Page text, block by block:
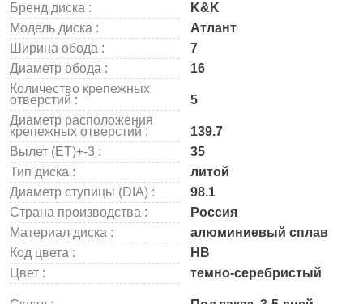
Бренд диска :
K&K
Модель диска :
Атлант
Ширина обода :
7
Диаметр обода :
16
Количество крепежных
отверстий :
5
Диаметр расположения
крепежных отверстий :
139.7
Вылет (ET)+-3 :
35
Тип диска :
литой
Диаметр ступицы (DIA) :
98.1
Страна производства :
Россия
Материал диска :
алюминиевый сплав
Код цвета :
HB
Цвет :
темно-серебристый